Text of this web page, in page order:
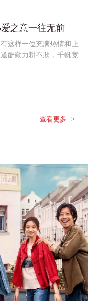
之意一往无前
这样一位充满热情和上
酬勤力耕不欺，千帆竞
查看更多 >